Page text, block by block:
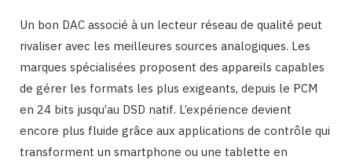
Un bon DAC associé à un lecteur réseau de qualité peut
rivaliser avec les meilleures sources analogiques. Les
marques spécialisées proposent des appareils capables
de gérer les formats les plus exigeants, depuis le PCM
en 24 bits jusqu’au DSD natif. L’expérience devient
encore plus fluide grâce aux applications de contrôle qui
transforment un smartphone ou une tablette en